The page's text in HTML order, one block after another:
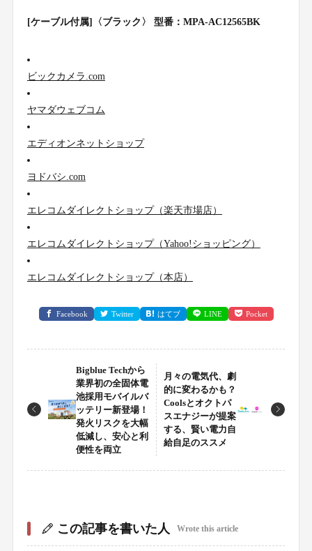
[ケーブル付属]〈ブラック〉 型番：MPA-AC12565BK
ビックカメラ.com
ヤマダウェブコム
エディオンネットショップ
ヨドバシ.com
エレコムダイレクトショップ（楽天市場店）
エレコムダイレクトショップ（Yahoo!ショッピング）
エレコムダイレクトショップ（本店）
Facebook Twitter はてブ LINE Pocket
Bigblue Techから
業界初の全固体電
池採用モバイルバ
ッテリー新登場！
発火リスクを大幅
低減し、安心と利
便性を両立
月々の電気代、劇
的に変わるかも？
Coolsとオクトパ
スエナジーが提案
する、賢い電力自
給自足のススメ
この記事を書いた人 Wrote this article